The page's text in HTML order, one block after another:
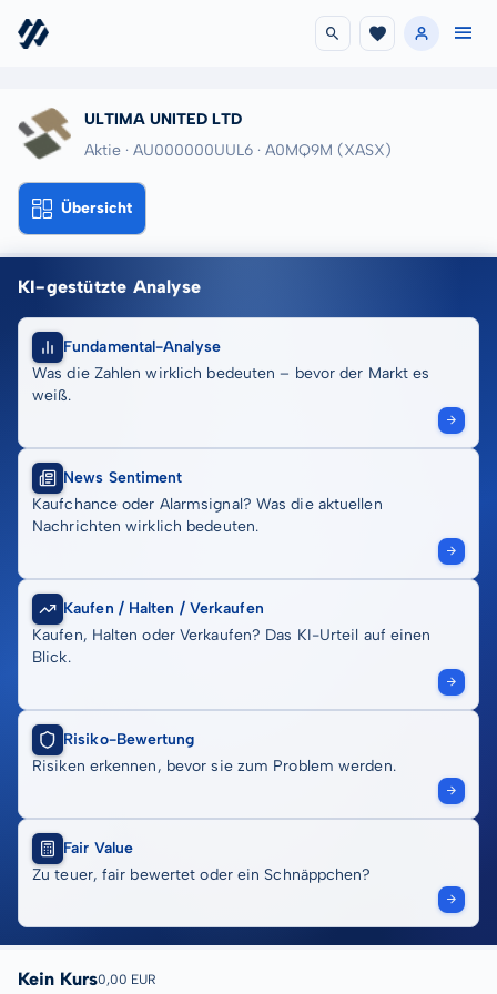
ULTIMA UNITED LTD
Aktie · AU000000UUL6 · A0MQ9M (XASX)
Übersicht
KI-gestützte Analyse
Fundamental-Analyse
Was die Zahlen wirklich bedeuten – bevor der Markt es
weiß.
News Sentiment
Kaufchance oder Alarmsignal? Was die aktuellen
Nachrichten wirklich bedeuten.
Kaufen / Halten / Verkaufen
Kaufen, Halten oder Verkaufen? Das KI-Urteil auf einen
Blick.
Risiko-Bewertung
Risiken erkennen, bevor sie zum Problem werden.
Fair Value
Zu teuer, fair bewertet oder ein Schnäppchen?
Kein Kurs0,00 EUR